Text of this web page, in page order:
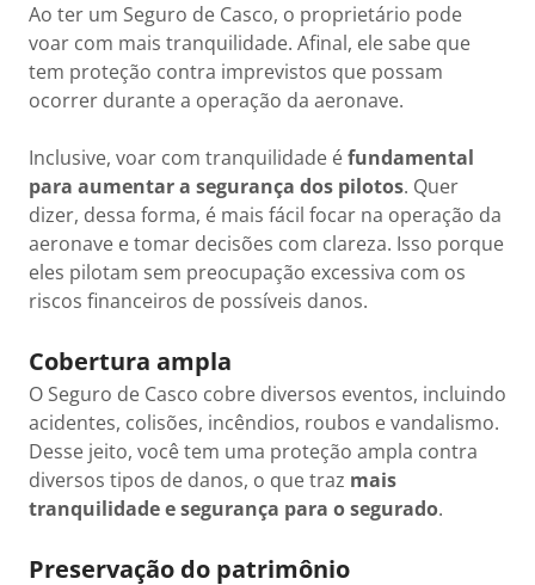
Ao ter um Seguro de Casco, o proprietário pode
voar com mais tranquilidade. Afinal, ele sabe que
tem proteção contra imprevistos que possam
ocorrer durante a operação da aeronave.
Inclusive, voar com tranquilidade éfundamental
para aumentar a segurança dos pilotos. Quer
dizer, dessa forma, é mais fácil focar na operação da
aeronave e tomar decisões com clareza. Isso porque
eles pilotam sem preocupação excessiva com os
riscos financeiros de possíveis danos.
Cobertura ampla
O Seguro de Casco cobre diversos eventos, incluindo
acidentes, colisões, incêndios, roubos e vandalismo.
Desse jeito, você tem uma proteção ampla contra
diversos tipos de danos, o que traz mais
tranquilidade e segurança para o segurado.
Preservação do patrimônio